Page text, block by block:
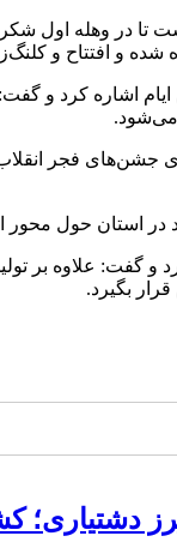
تا در وهله اول
و افتتاح و
ایام اشاره کرد و
می‌شود.
جشن‌های فجر
در استان حول
و گفت: علاوه بر
بگیرد.